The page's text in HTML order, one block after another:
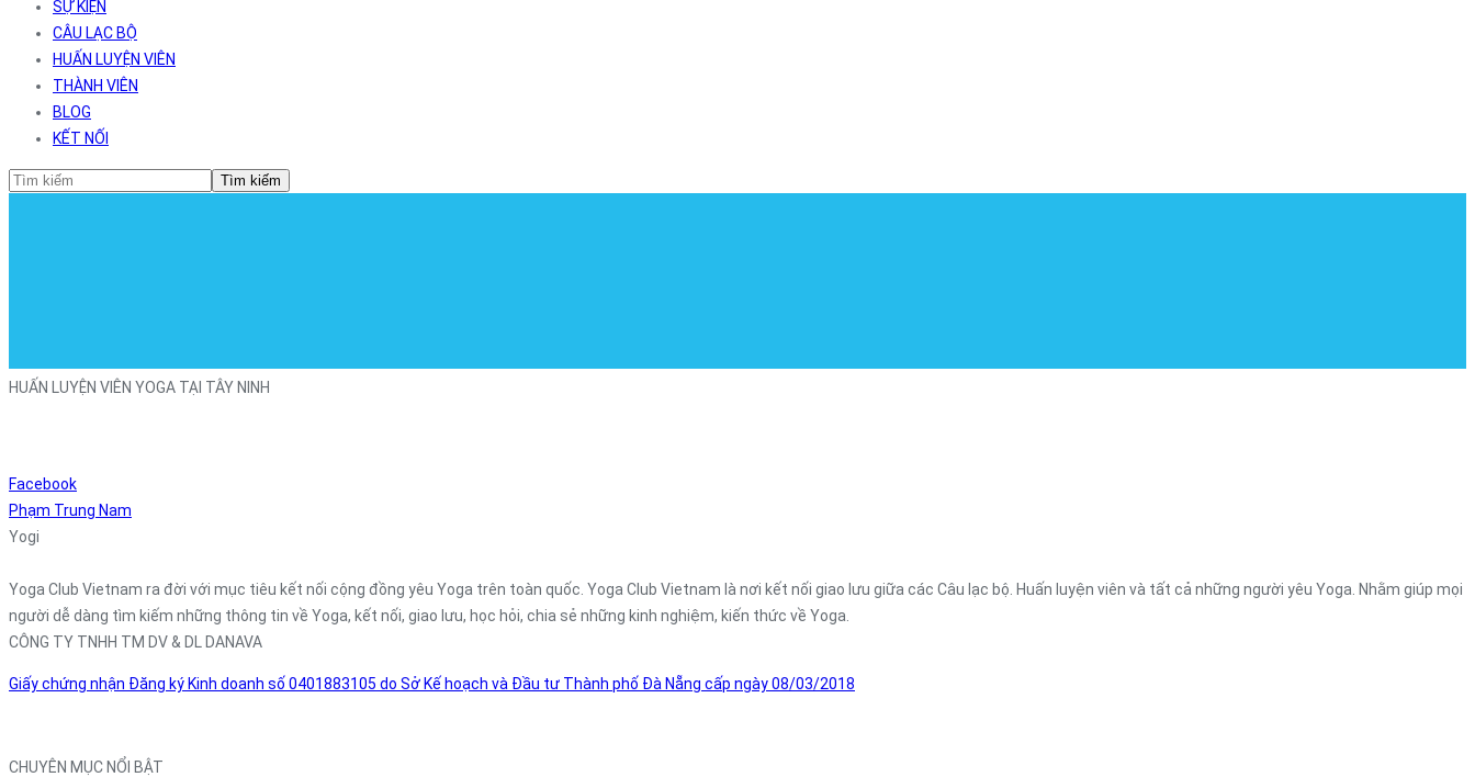
SỰ KIỆN
CÂU LẠC BỘ
HUẤN LUYỆN VIÊN
THÀNH VIÊN
BLOG
KẾT NỐI
Tìm kiếm
HUẤN LUYỆN VIÊN YOGA TẠI TÂY NINH
Facebook
Phạm Trung Nam
Yogi
Yoga Club Vietnam ra đời với mục tiêu kết nối cộng đồng yêu Yoga trên toàn quốc. Yoga Club Vietnam là nơi kết nối giao lưu giữa các Câu lạc bộ. Huấn luyện viên và tất cả những người yêu Yoga. Nhằm giúp mọi
người dễ dàng tìm kiếm những thông tin về Yoga, kết nối, giao lưu, học hỏi, chia sẻ những kinh nghiệm, kiến thức về Yoga.
CÔNG TY TNHH TM DV & DL DANAVA
Giấy chứng nhận Đăng ký Kinh doanh số 0401883105 do Sở Kế hoạch và Đầu tư Thành phố Đà Nẵng cấp ngày 08/03/2018
CHUYÊN MỤC NỔI BẬT